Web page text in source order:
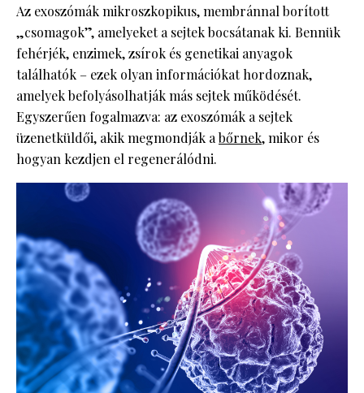
Az exoszómák mikroszkopikus, membránnal borított
„csomagok”, amelyeket a sejtek bocsátanak ki. Bennük
fehérjék, enzimek, zsírok és genetikai anyagok
találhatók – ezek olyan információkat hordoznak,
amelyek befolyásolhatják más sejtek működését.
Egyszerűen fogalmazva: az exoszómák a sejtek
üzenetküldői, akik megmondják a bőrnek, mikor és
hogyan kezdjen el regenerálódni.